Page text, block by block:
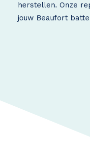
herstellen. Onze
jouw Beaufort